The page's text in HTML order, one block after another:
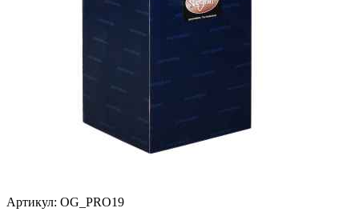
Артикул: OG_PRO19